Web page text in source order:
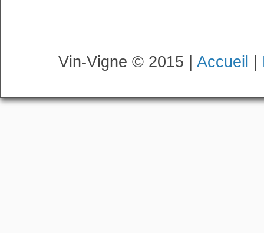
Vin-Vigne © 2015 | Accueil